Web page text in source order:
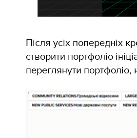
Після усіх попередніх
створити портфоліо
переглянути портфоліо,